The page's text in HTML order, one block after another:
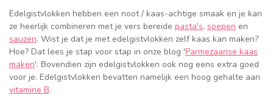
Edelgistvlokken hebben een noot / kaas-achtige smaak en je kan
ze heerlijk combineren met je vers bereide pasta's, soepen en
sauzen. Wist je dat je met edelgistvlokken zelf kaas kan maken?
Hoe? Dat lees je stap voor stap in onze blog 'Parmezaanse kaas
maken'. Bovendien zijn edelgistvlokken ook nog eens extra goed
voor je. Edelgistvlokken bevatten namelijk een hoog gehalte aan
vitamine B.